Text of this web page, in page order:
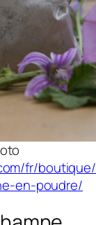
fr/
en-poudre/